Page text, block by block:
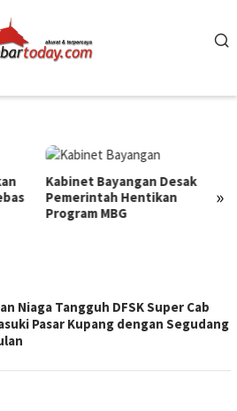
»
Kabinet Bayangan Desak
Pemerintah Hentikan
Program MBG
Niaga Tangguh DFSK Super Cab
Pasar Kupang dengan Segudang